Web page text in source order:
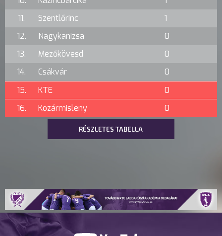
11.
Szentlőrinc
1
12.
Nagykanizsa
0
13.
Mezőkövesd
0
14.
Csákvár
0
15.
KTE
0
16.
Kozármisleny 0
RÉSZLETES TABELLA